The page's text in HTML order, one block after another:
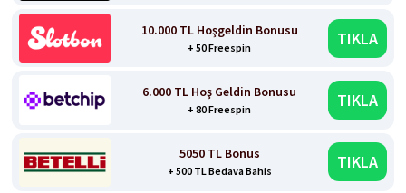
10.000 TL Hoşgeldin Bonusu
+ 50 Freespin TIKLA
6.000 TL Hoş Geldin Bonusu
+ 80 Freespin TIKLA
5050 TL Bonus
+ 500 TL Bedava Bahis TIKLA